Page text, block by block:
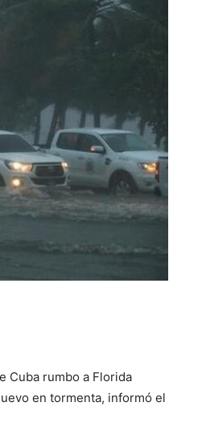
Cuba rumbo a Florida
en tormenta, informó el